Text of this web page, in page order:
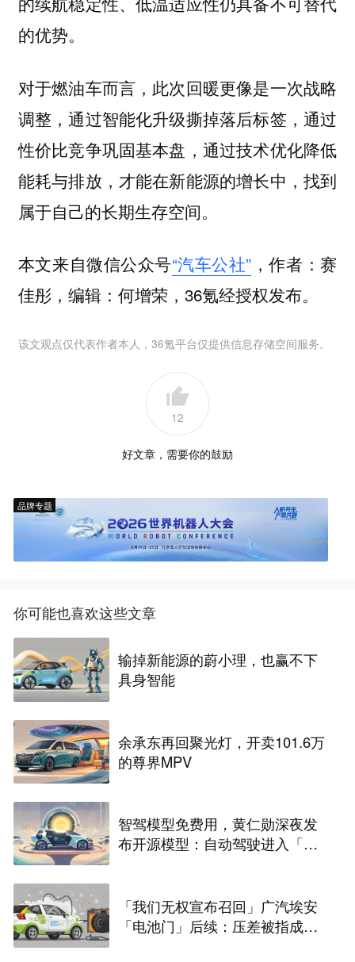
的优势。
对于燃油车而言，此次回暖更像是一次战略
调整，通过智能化升级撕掉落后标签，通过
性价比竞争巩固基本盘，通过技术优化降低
能耗与排放，才能在新能源的增长中，找到
属于自己的长期生存空间。
本文来自微信公众号“汽车公社” ，作者：赛
佳彤，编辑：何增荣，36氪经授权发布。
该文观点仅代表作者本人，36氪平台仅提供信息存储空间服务。
12
好文章，需要你的鼓励
品牌专题
你可能也喜欢这些文章
输掉新能源的蔚小理，也赢不下
具身智能
余承东再回聚光灯，开卖101.6万
的尊界MPV
智驾模型免费用，黄仁勋深夜发
布开源模型：自动驾驶进入「安
「我们无权宣布召回」广汽埃安
「电池门」后续：压差被指成拒